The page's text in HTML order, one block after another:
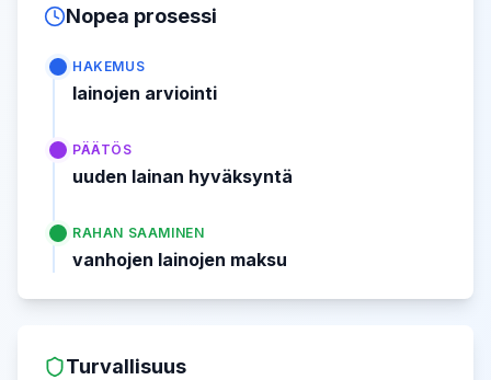
Nopea prosessi
HAKEMUS
lainojen arviointi
PÄÄTÖS
uuden lainan hyväksyntä
RAHAN SAAMINEN
vanhojen lainojen maksu
Turvallisuus